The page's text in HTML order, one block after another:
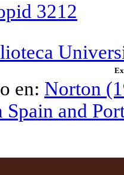
3212
en: Norton
and